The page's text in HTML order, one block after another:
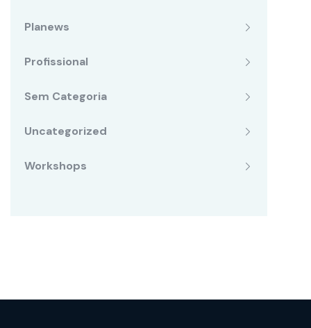
Planews
Profissional
Sem Categoria
Uncategorized
Workshops